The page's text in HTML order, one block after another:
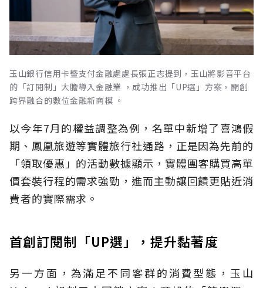
玉山銀行信用卡暨支付金融處處長張正志提到，玉山將影音平台
的「訂閱制」大膽導入金融業 ，成功推出「UP選」方案，開創
跨界融合的數位金融新商模 。
以今年7月的權益調整為例，名單中新增了喜鴻假
期、鳳凰旅遊等實體旅行社通路，正是因為先前的
「領取優惠」的活動數據顯示，實體團客購買高單
價套裝行程的需求強勁，進而主動讓回饋更貼近消
費者的實際需求。
首創訂閱制「UP選」，提升黏著度
另一方面，為滿足不同客群的消費型態，玉山